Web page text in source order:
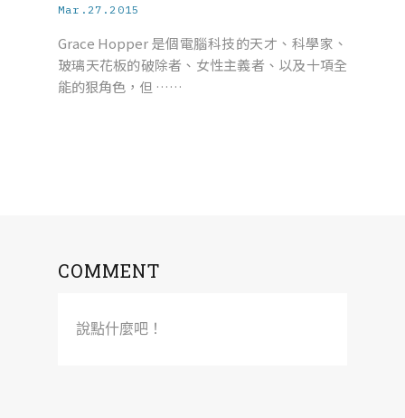
Mar.27.2015
Grace Hopper 是個電腦科技的天才、科學家、
玻璃天花板的破除者、女性主義者、以及十項全
能的狠角色，但 ……
COMMENT
說點什麼吧！